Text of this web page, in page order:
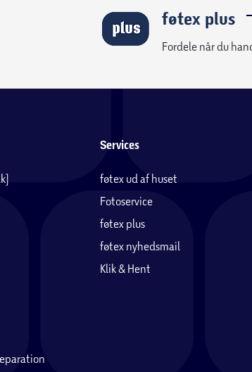
føtex plus
Fordele når du
Services
føtex ud af huset
Fotoservice
føtex plus
føtex nyhedsmail
Klik & Hent